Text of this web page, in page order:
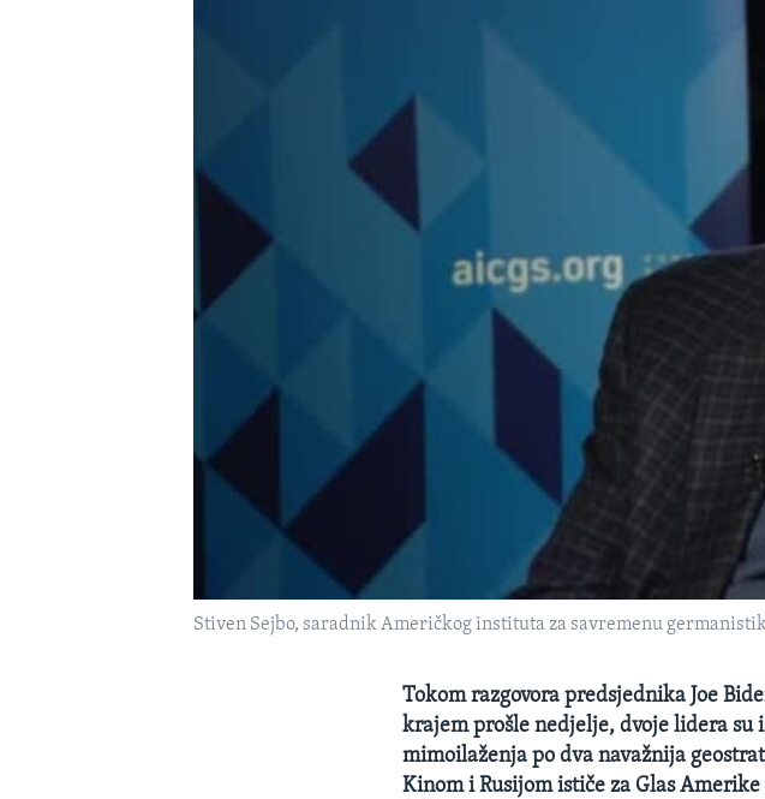
Stiven Sejbo, saradnik Američkog instituta za savremenu
Tokom razgovora predsjednika Joe
krajem prošle nedjelje, dvoje lidera su
mimoilaženja po dva navažnija
Kinom i Rusijom ističe za Glas